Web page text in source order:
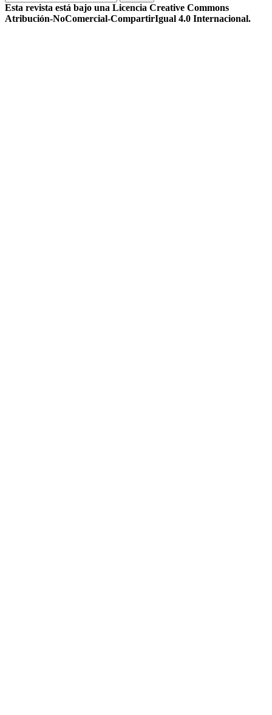
Esta revista está bajo una Licencia Creative Commons
Atribución-NoComercial-CompartirIgual 4.0 Internacional.